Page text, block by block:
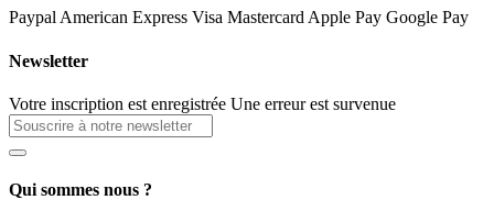
Paypal American Express Visa Mastercard Apple Pay Google Pay
Newsletter
Votre inscription est enregistrée Une erreur est survenue
Qui sommes nous ?